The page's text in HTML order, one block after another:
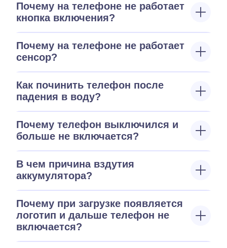
Почему на телефоне не работает
кнопка включения?
Почему на телефоне не работает
сенсор?
Как починить телефон после
падения в воду?
Почему телефон выключился и
больше не включается?
В чем причина вздутия
аккумулятора?
Почему при загрузке появляется
логотип и дальше телефон не
включается?